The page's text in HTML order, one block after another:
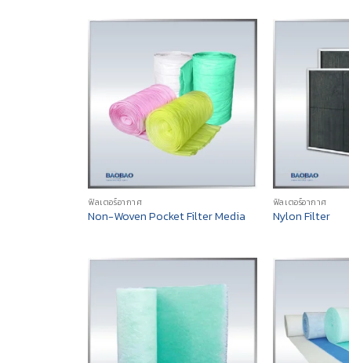
ฟิลเตอร์อากาศ
Non-Woven Pocket Filter Media
ฟิลเตอร์อากาศ
Nylon Filter